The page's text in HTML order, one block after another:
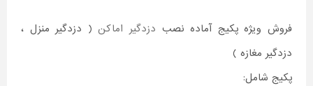
فروش ویژه پکیج آماده نصب دزدگیر اماکن( دزدگیر منزل ،
دزدگیر مغازه )
پکیج شامل: